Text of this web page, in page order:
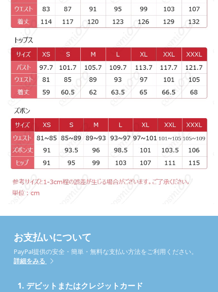
お支払いについて
PayPal提供の安全・簡単・無料な支払い方法をご利用ください。
詳細をみる
1. デビットまたはクレジットカード